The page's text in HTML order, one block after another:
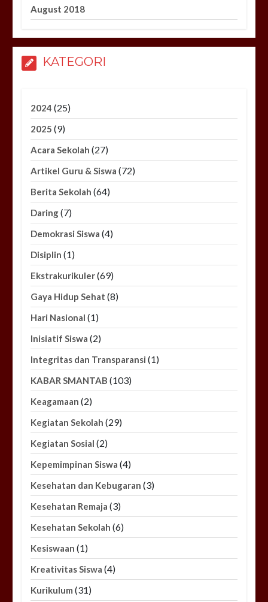
August 2018
KATEGORI
2024 (25)
2025 (9)
Acara Sekolah (27)
Artikel Guru & Siswa (72)
Berita Sekolah (64)
Daring(7)
Demokrasi Siswa (4)
Disiplin (1)
Ekstrakurikuler(69)
Gaya Hidup Sehat (8)
Hari Nasional (1)
Inisiatif Siswa (2)
Integritas dan Transparansi (1)
KABAR SMANTAB (103)
Keagamaan (2)
Kegiatan Sekolah (29)
Kegiatan Sosial (2)
Kepemimpinan Siswa (4)
Kesehatan dan Kebugaran (3)
Kesehatan Remaja (3)
Kesehatan Sekolah (6)
Kesiswaan (1)
Kreativitas Siswa (4)
Kurikulum (31)